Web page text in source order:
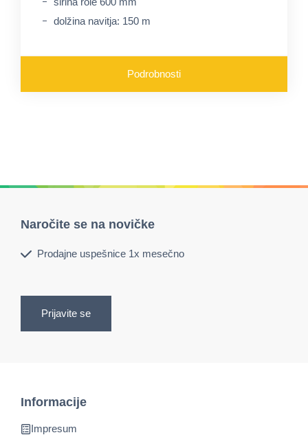
dolžina navitja: 150 m
Podrobnosti
Naročite se na novičke
Prodajne uspešnice 1x mesečno
Prijavite se
Informacije
Impresum